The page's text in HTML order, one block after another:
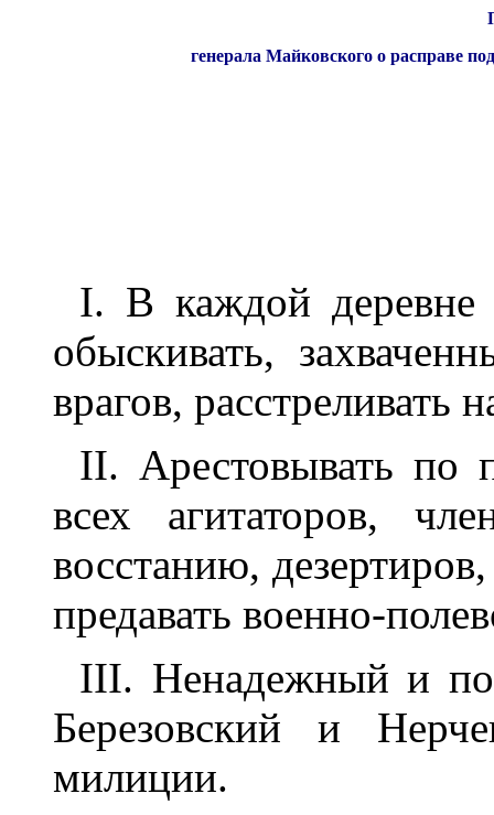
генерала Майковского о расправе
I. В каждой деревне
обыскивать,
врагов, расстреливать
II. Арестовывать по
всех агитаторов,
восстанию,
предавать военно-
III. Ненадежный и
Березовский и
милиции.